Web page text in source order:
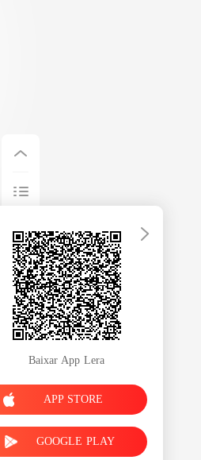
Baixar App Lera
APP STORE
GOOGLE PLAY